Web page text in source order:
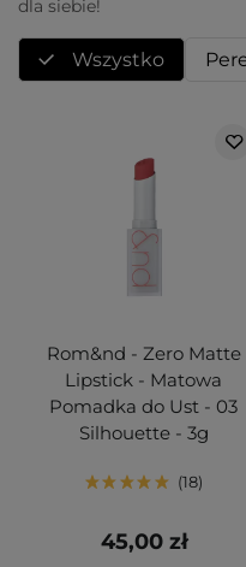
dla siebie!
Wszystko
Rom&nd - Zero Matte
Lipstick - Matowa
Pomadka do Ust - 03
Silhouette - 3g
18
45,00 zł